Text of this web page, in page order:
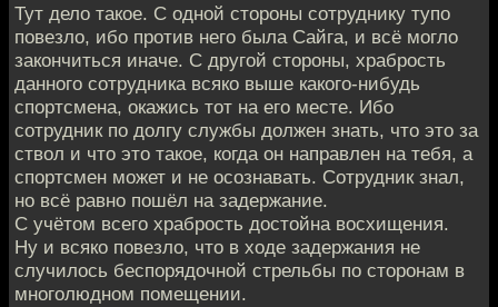
Тут дело такое. С одной стороны сотруднику тупо
повезло, ибо против него была Сайга, и всё могло
закончиться иначе. С другой стороны, храбрость
данного сотрудника всяко выше какого-нибудь
спортсмена, окажись тот на его месте. Ибо
сотрудник по долгу службы должен знать, что это за
ствол и что это такое, когда он направлен на тебя, а
спортсмен может и не осознавать. Сотрудник знал,
но всё равно пошёл на задержание.
С учётом всего храбрость достойна восхищения.
Ну и всяко повезло, что в ходе задержания не
случилось беспорядочной стрельбы по сторонам в
многолюдном помещении.